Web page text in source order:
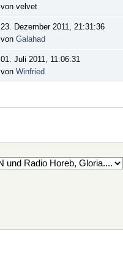
von velvet
23. Dezember 2011, 21:31:36
vonGalahad
01. Juli 2011, 11:06:31
vonWinfried